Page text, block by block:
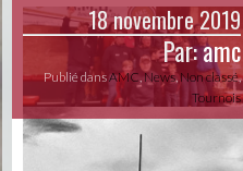
18 novembre 2019
Par:amc
Publié dansAMC,News,Non classé,
Tournois